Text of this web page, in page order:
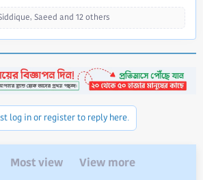
, Saeed and 12 others
log in or register to reply here.
Most view View more